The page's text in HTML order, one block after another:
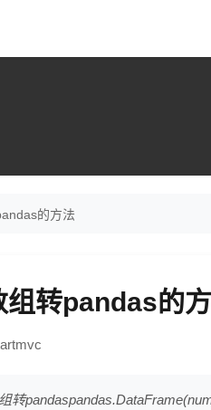
的方法
转pandas的
转